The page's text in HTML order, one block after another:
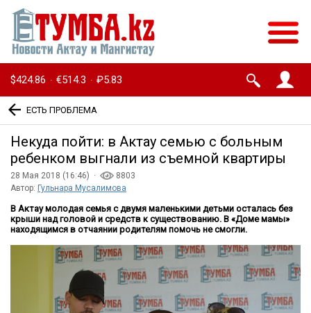
$424.86 · €514.3 · ₽5.83
ЕСТЬ ПРОБЛЕМА
Некуда пойти: в Актау семью с больным
ребенком выгнали из съемной квартиры
28 Мая 2018 (16:46) ·
8803
Автор: Гульнара Мусалимова
В Актау молодая семья с двумя маленькими детьми осталась без
крыши над головой и средств к существованию. В «Доме мамы»
находящимся в отчаянии родителям помочь не смогли.